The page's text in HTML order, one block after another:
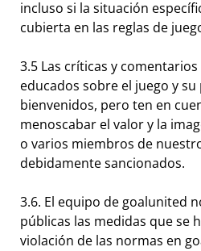
incluso si la situación
cubierta en las reglas de
3.5 Las críticas y
educados sobre el juego y
bienvenidos, pero ten en
menoscabar el valor y la
o varios miembros de
debidamente sancionados.
3.6. El equipo de goalunited
públicas las medidas que se
violación de las normas en